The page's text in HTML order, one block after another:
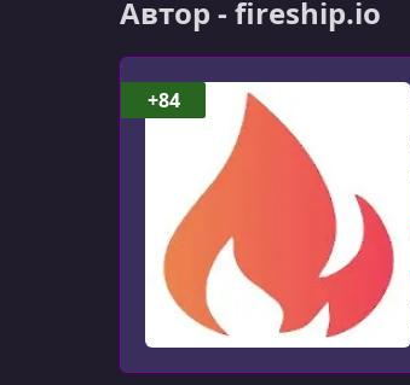
Автор - fireship.io
+84